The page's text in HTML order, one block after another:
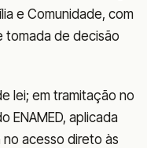
e Comunidade, com
tomada de decisão
lei; em tramitação no
ENAMED, aplicada
acesso direto às